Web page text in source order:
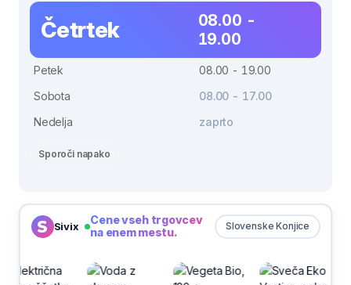
Četrtek
08.00 -
19.00
Petek
08.00 - 19.00
Sobota
08.00 - 17.00
Nedelja
zaprto
Sporoči napako
Sivix Slovenske Konjice
Cene vseh trgovcev
na enem mestu.
-30%